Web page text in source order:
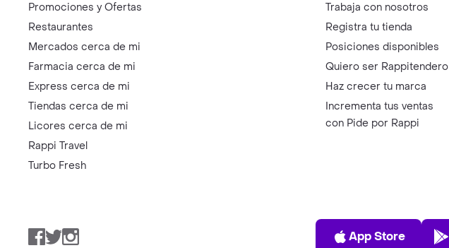
Promociones y Ofertas
Restaurantes
Mercados cerca de mi
Farmacia cerca de mi
Express cerca de mi
Tiendas cerca de mi
Licores cerca de mi
Rappi Travel
Turbo Fresh
Trabaja con nosotros
Registra tu tienda
Posiciones disponibles
Quiero ser Rappitendero
Haz crecer tu marca
Incrementa tus ventas
con Pide por Rappi
Facebook
TwitterInstagram
App Store
App Store